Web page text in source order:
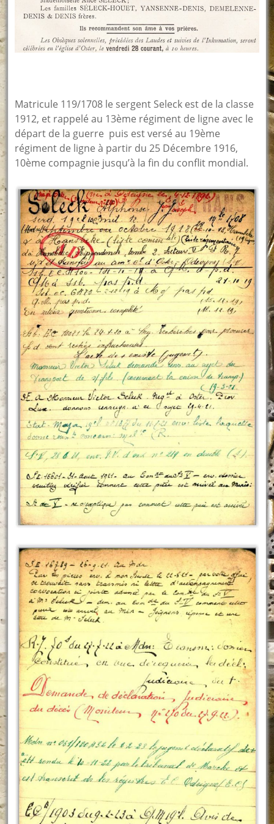
Matricule 119/1708 le sergent Seleck est de la classe
1912, et rappelé au 13ème régiment de ligne avec le
départ de la guerre puis est versé au 19ème
régiment de ligne à partir du 25 Décembre 1916,
10ème compagnie jusqu’à la fin du conflit mondial.